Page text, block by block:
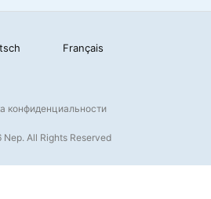
Français
All Rights Reserved
конфиденциальности